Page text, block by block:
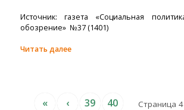
Источник: газета «Социальная
обозрение» №37 (1401)
Читать далее
Страница
« ‹ 39 40